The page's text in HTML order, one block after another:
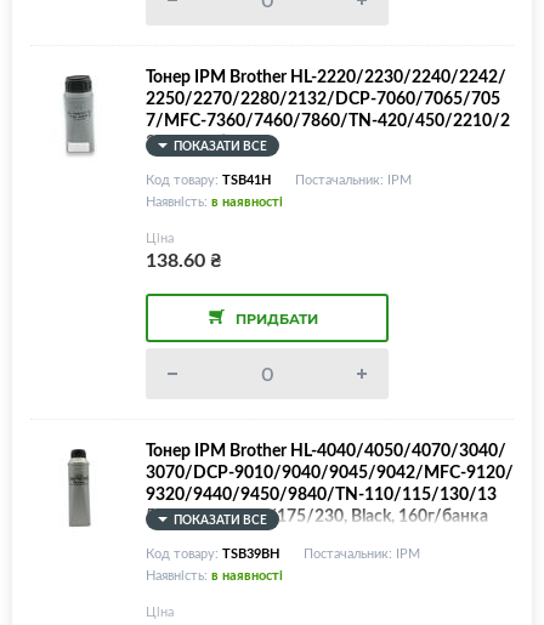
Тонер IPM Brother HL-2220/2230/2240/2242/
2250/2270/2280/2132/DCP-7060/7065/705
7/MFC-7360/7460/7860/TN-420/450/2210/2
220, 75г/банка
ПОКАЗАТИ ВСЕ
Код товару: TSB41H
Постачальник: IPM
Наявність: в наявності
Ціна
138.60₴
ПРИДБАТИ
Тонер IPM Brother HL-4040/4050/4070/3040/
3070/DCP-9010/9040/9045/9042/MFC-9120/
9320/9440/9450/9840/TN-110/115/130/13
5/150/155/170/175/230, Black, 160г/банка
ПОКАЗАТИ ВСЕ
Код товару: TSB39BH
Постачальник: IPM
Наявність: в наявності
Ціна